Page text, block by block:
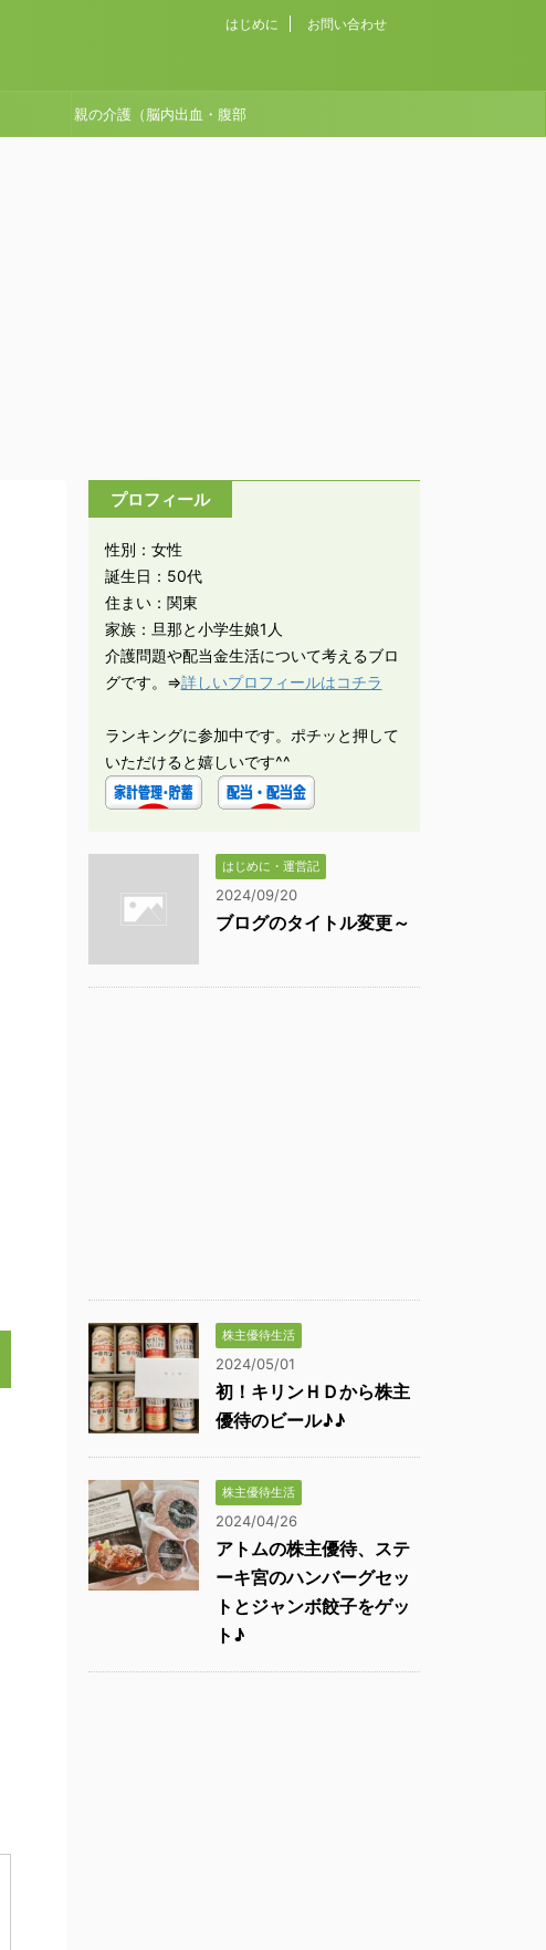
はじめに お問い合わせ
親の介護（脳内出血・腹部
プロフィール
性別：女性
誕生日：50代
住まい：関東
家族：旦那と小学生娘1人
介護問題や配当金生活について考えるブロ
グです。⇒詳しいプロフィールはコチラ
ランキングに参加中です。ポチッと押して
いただけると嬉しいです^^
はじめに・運営記
2024/09/20
ブログのタイトル変更～
株主優待生活
2024/05/01
初！キリンＨＤから株主
優待のビール♪♪
株主優待生活
2024/04/26
アトムの株主優待、ステ
ーキ宮のハンバーグセッ
トとジャンボ餃子をゲッ
ト♪